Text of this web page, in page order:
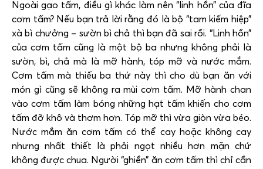
Ngoài gạo tấm, điều gì khác làm nên “linh hồn” của đĩa
cơm tấm? Nếu bạn trả lời rằng đó là bộ “tam kiếm hiệp”
xà bì chưởng – sườn bì chả thì bạn đã sai rồi. “Linh hồn”
của cơm tấm cũng là một bộ ba nhưng không phải là
sườn, bì, chả mà là mỡ hành, tóp mỡ và nước mắm.
Cơm tấm mà thiếu ba thứ này thì cho dù bạn ăn với
món gì cũng sẽ không ra mùi cơm tấm. Mỡ hành chan
vào cơm tấm làm bóng những hạt tấm khiến cho cơm
tấm đỡ khô và thơm hơn. Tóp mỡ thì vừa giòn vừa béo.
Nước mắm ăn cơm tấm có thể cay hoặc không cay
nhưng nhất thiết là phải ngọt nhiều hơn mặn chứ
không được chua. Người “ghiền” ăn cơm tấm thì chỉ cần